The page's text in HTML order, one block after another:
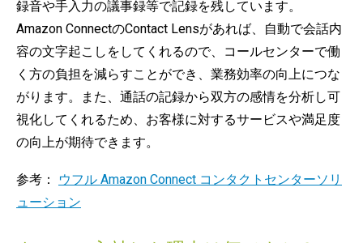
録音や手入力の議事録等で記録を残しています。
Amazon ConnectのContact Lensがあれば、自動で会話内
容の文字起こしをしてくれるので、コールセンターで働
く方の負担を減らすことができ、業務効率の向上につな
がります。また、通話の記録から双方の感情を分析し可
視化してくれるため、お客様に対するサービスや満足度
の向上が期待できます。
参考：
ウフル Amazon Connect コンタクトセンターソリ
ューション